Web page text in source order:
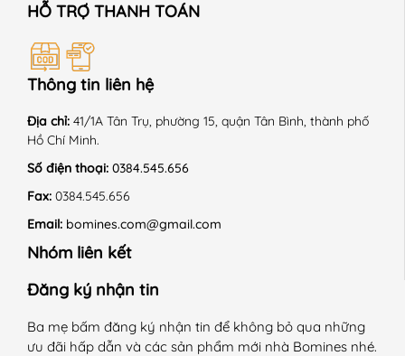
HỖ TRỢ THANH TOÁN
Thông tin liên hệ
Địa chỉ: 41/1A Tân Trụ, phường 15, quận Tân Bình, thành phố
Hồ Chí Minh.
Số điện thoại: 0384.545.656
Fax: 0384.545.656
Email: bomines.com@gmail.com
Nhóm liên kết
Đăng ký nhận tin
Ba mẹ bấm đăng ký nhận tin để không bỏ qua những
ưu đãi hấp dẫn và các sản phẩm mới nhà Bomines nhé.